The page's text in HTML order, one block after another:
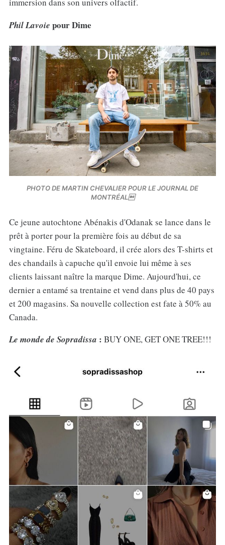
Phil Lavoie pour Dime
PHOTO DE MARTIN CHEVALIER POUR LE JOURNAL DE
MONTRÉAL
Ce jeune autochtone Abénakis d'Odanak se lance dans le
prêt à porter pour la première fois au début de sa
vingtaine. Féru de Skateboard, il crée alors des T-shirts et
des chandails à capuche qu'il envoie lui même à ses
clients laissant naître la marque Dime. Aujourd'hui, ce
dernier a entamé sa trentaine et vend dans plus de 40 pays
et 200 magasins. Sa nouvelle collection est fate à 50% au
Canada.
Le monde de Sopradissa : BUY ONE, GET ONE TREE!!!